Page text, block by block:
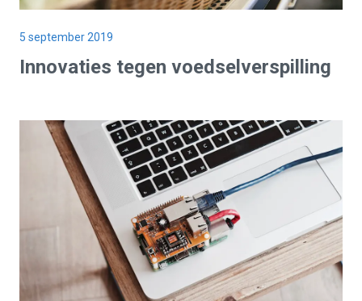
5 september 2019
Innovaties tegen voedselverspilling